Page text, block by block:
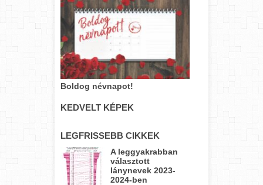
Boldog névnapot!
KEDVELT KÉPEK
LEGFRISSEBB CIKKEK
A leggyakrabban
választott
lánynevek 2023-
2024-ben